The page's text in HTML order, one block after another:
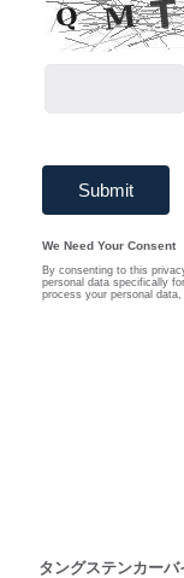
タングステンカー